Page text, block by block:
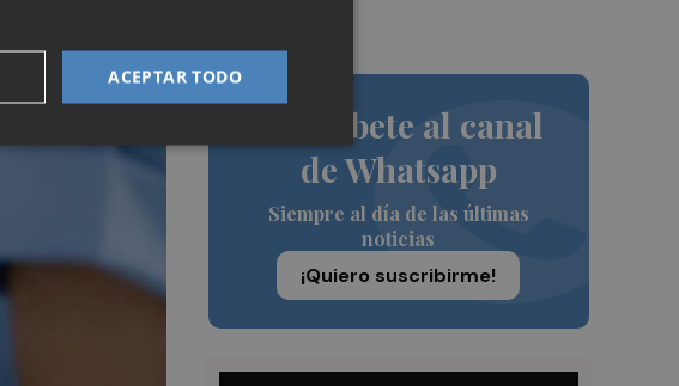
Suscríbete al canal
de Whatsapp
Siempre al día de las últimas
noticias
¡Quiero suscribirme!
ACEPTAR TODO